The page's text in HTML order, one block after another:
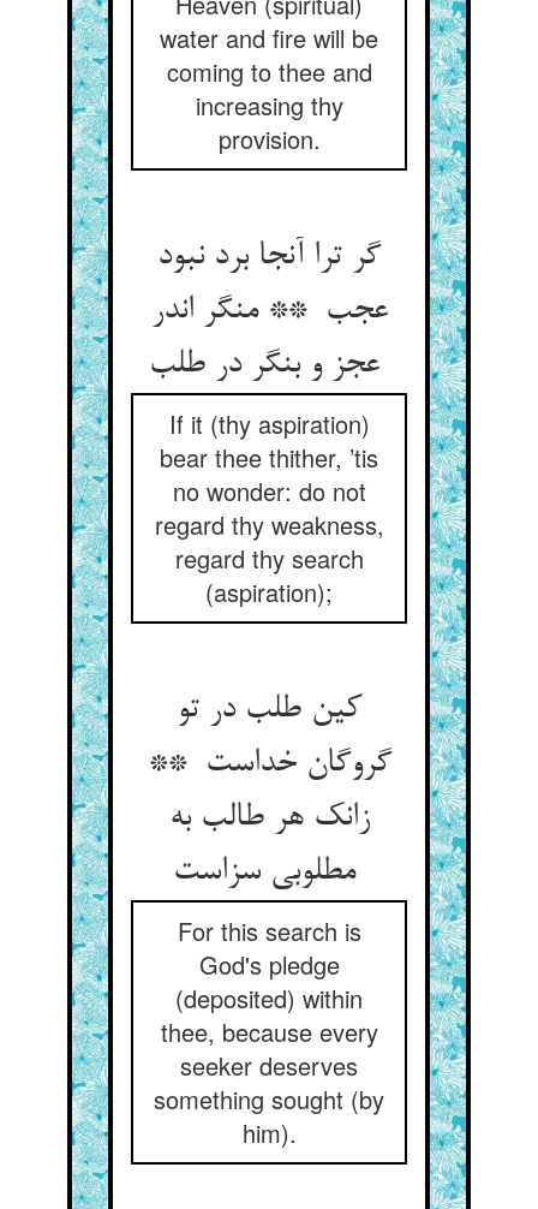
water and fire will be
coming to thee and
increasing thy
provision.
گر ترا آنجا برد نبود
عجب ** منگر اندر
If it (thy aspiration)
bear thee thither, ’tis
no wonder: do not
regard thy weakness,
regard thy search
(aspiration);
کین طلب در تو
گروگان خداست **
زانک هر طالب به
مطلوبی سزاست
For this search is
God's pledge
(deposited) within
thee, because every
seeker deserves
something sought (by
him).